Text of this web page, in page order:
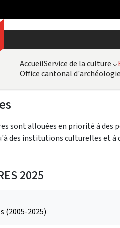
AccueilService de la culture ⌵
Office cantonal d'archéologie
sont allouées en priorité à
des institutions culturelles et à
2025
(2005-2025)